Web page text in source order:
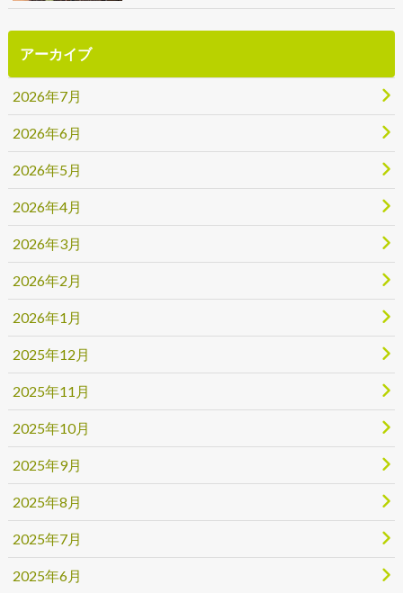
アーカイブ
2026年7月
2026年6月
2026年5月
2026年4月
2026年3月
2026年2月
2026年1月
2025年12月
2025年11月
2025年10月
2025年9月
2025年8月
2025年7月
2025年6月